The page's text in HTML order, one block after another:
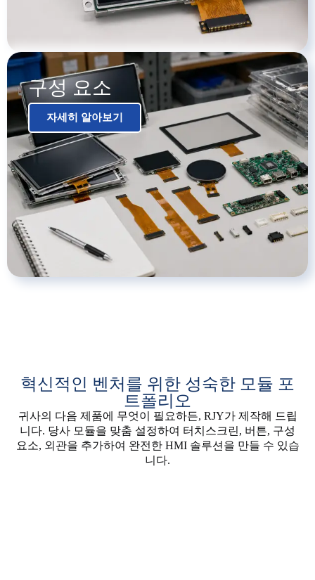
구성 요소
자세히 알아보기
혁신적인 벤처를 위한 성숙한 모듈 포
트폴리오
귀사의 다음 제품에 무엇이 필요하든, RJY가 제작해 드립
니다. 당사 모듈을 맞춤 설정하여 터치스크린, 버튼, 구성
요소, 외관을 추가하여 완전한 HMI 솔루션을 만들 수 있습
니다.